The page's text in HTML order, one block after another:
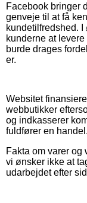
Facebook bringer
genveje til at få
kundetilfredshed.
kunderne at
burde drages
er.
Websitet
webbutikker
og indkasserer
fuldfører en handel.
Fakta om varer og
vi ønsker ikke at
udarbejdet efter